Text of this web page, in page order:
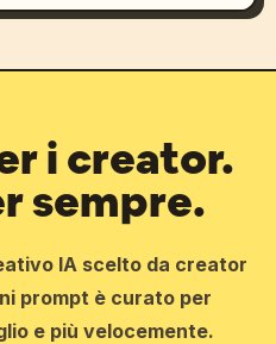
i creator.
sempre.
IA scelto da creator
prompt è curato per
e più velocemente.